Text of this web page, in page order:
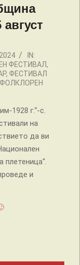
IN:
ФЕСТИВАЛ,
, ФЕСТИВАЛ
ФОЛКЛОРЕН
1928 г.“-с.
на
да ви
плетеница“.
и